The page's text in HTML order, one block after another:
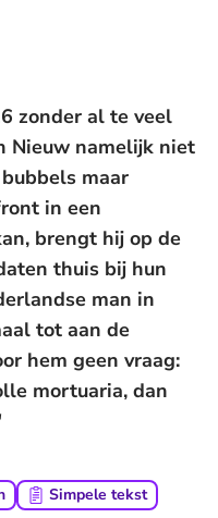
zonder al te veel
Nieuw namelijk niet
maar
in een
brengt hij op de
thuis bij hun
man in
tot aan de
hem geen vraag:
mortuaria, dan
Simpele tekst